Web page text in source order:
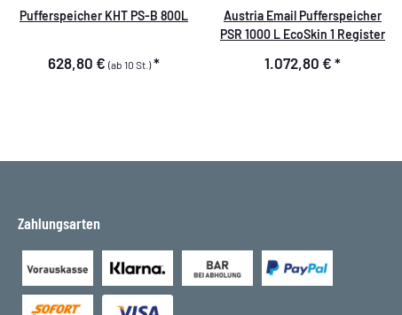
Pufferspeicher KHT PS-B 800L
628,80 € (ab 10 St.) *
Austria Email Pufferspeicher
PSR 1000 L EcoSkin 1 Register
1.072,80 € *
Zahlungsarten